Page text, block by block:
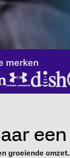
merken
groeiende omzet.